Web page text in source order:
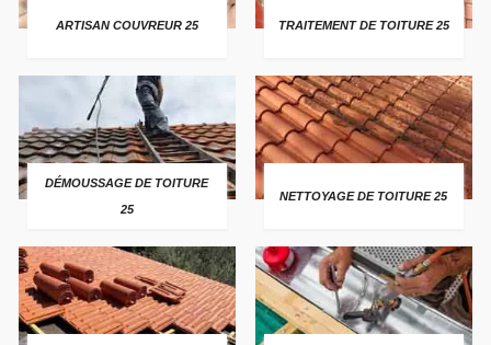
ARTISAN COUVREUR 25 TRAITEMENT DE TOITURE 25
DÉMOUSSAGE DE TOITURE
25
NETTOYAGE DE TOITURE 25